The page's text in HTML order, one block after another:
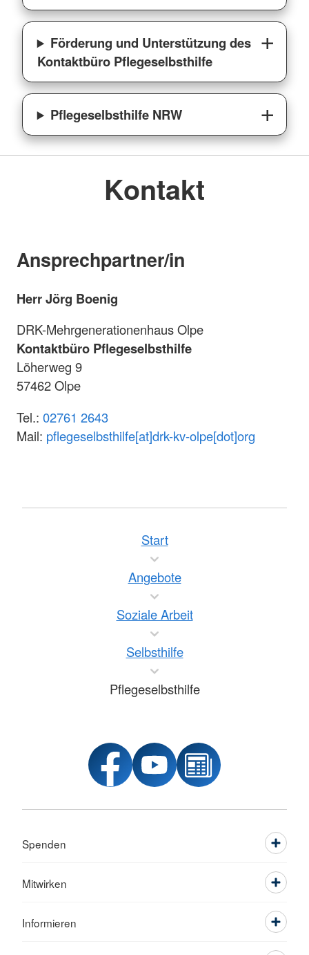
Förderung und Unterstützung des
Kontaktbüro Pflegeselbsthilfe
Pflegeselbsthilfe NRW
Kontakt
Ansprechpartner/in
Herr Jörg Boenig
DRK-Mehrgenerationenhaus Olpe
Kontaktbüro Pflegeselbsthilfe
Löherweg 9
57462 Olpe
Tel.: 02761 2643
Mail: pflegeselbsthilfe[at]drk-kv-olpe[dot]org
Start
Angebote
Soziale Arbeit
Selbsthilfe
Pflegeselbsthilfe
Spenden
Mitwirken
Informieren